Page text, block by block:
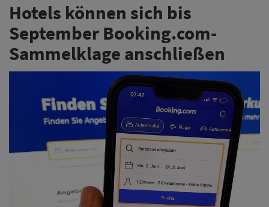
Hotels können sich bis
September Booking.com-
Sammelklage anschließen